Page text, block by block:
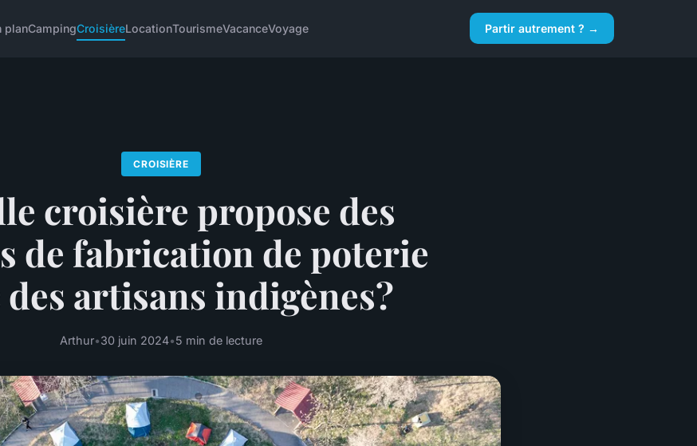
planCampingCroisièreLocationTourismeVacanceVoyage Partir autrement ? →
CROISIÈRE
croisière propose des
de fabrication de poterie
des artisans indigènes?
Arthur•30 juin 2024•5 min de lecture